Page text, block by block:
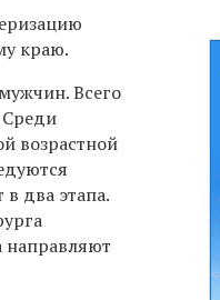
краю.
Всего
Среди
возрастной
два этапа.
направляют